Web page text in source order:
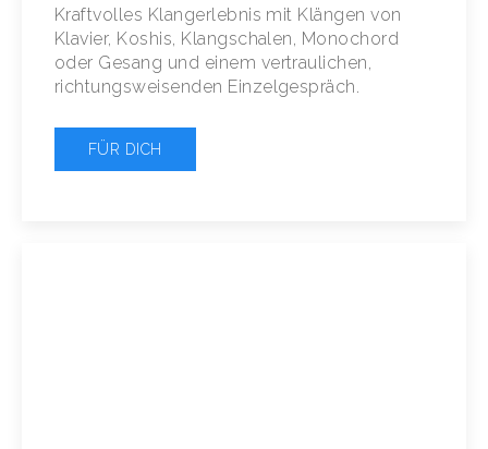
Kraftvolles Klangerlebnis mit Klängen von
Klavier, Koshis, Klangschalen, Monochord
oder Gesang und einem vertraulichen,
richtungsweisenden Einzelgespräch.
FÜR DICH